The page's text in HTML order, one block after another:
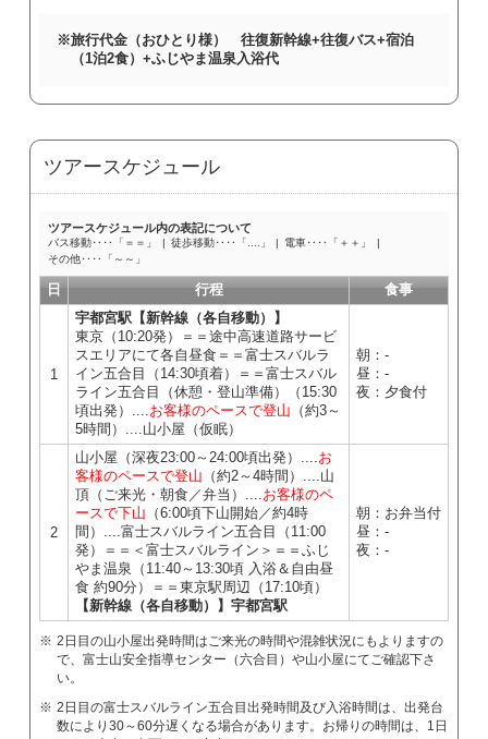
※旅行代金（おひとり様） 往復新幹線+往復バス+宿泊
（1泊2食）+ふじやま温泉入浴代
ツアースケジュール
ツアースケジュール内の表記について
バス移動‥‥「＝＝」 徒歩移動‥‥「....」
電車‥‥「＋＋」
その他‥‥「～～」
日 行程 食事
1
宇都宮駅【新幹線（各自移動）】
東京（10:20発）＝＝途中高速道路サービ
スエリアにて各自昼食＝＝富士スバルラ
イン五合目（14:30頃着）＝＝富士スバル
ライン五合目（休憩・登山準備）（15:30
頃出発）.... お客様のペースで登山 （約3～
5時間）....山小屋（仮眠）
朝：-
昼：-
夜：夕食付
2
山小屋（深夜23:00～24:00頃出発）.... お
客様のペースで登山 （約2～4時間）....山
頂（ご来光・朝食／弁当）.... お客様のペ
ースで下山 （6:00頃下山開始／約4時
間）....富士スバルライン五合目（11:00
発）＝＝＜富士スバルライン＞＝＝ふじ
やま温泉（11:40～13:30頃 入浴＆自由昼
食 約90分）＝＝東京駅周辺（17:10頃）
【新幹線（各自移動）】宇都宮駅
朝：お弁当付
昼：-
夜：-
2日目の山小屋出発時間はご来光の時間や混雑状況にもよりますの
で、富士山安全指導センター（六合目）や山小屋にてご確認下さ
い。
2日目の富士スバルライン五合目出発時間及び入浴時間は、出発台
数により30～60分遅くなる場合があります。お帰りの時間は、1日